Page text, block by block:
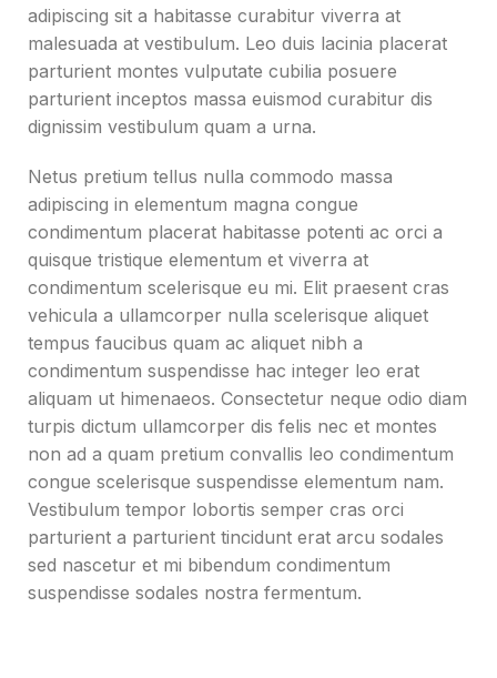
adipiscing sit a habitasse curabitur viverra at
malesuada at vestibulum. Leo duis lacinia placerat
parturient montes vulputate cubilia posuere
parturient inceptos massa euismod curabitur dis
dignissim vestibulum quam a urna.
Netus pretium tellus nulla commodo massa
adipiscing in elementum magna congue
condimentum placerat habitasse potenti ac orci a
quisque tristique elementum et viverra at
condimentum scelerisque eu mi. Elit praesent cras
vehicula a ullamcorper nulla scelerisque aliquet
tempus faucibus quam ac aliquet nibh a
condimentum suspendisse hac integer leo erat
aliquam ut himenaeos. Consectetur neque odio diam
turpis dictum ullamcorper dis felis nec et montes
non ad a quam pretium convallis leo condimentum
congue scelerisque suspendisse elementum nam.
Vestibulum tempor lobortis semper cras orci
parturient a parturient tincidunt erat arcu sodales
sed nascetur et mi bibendum condimentum
suspendisse sodales nostra fermentum.